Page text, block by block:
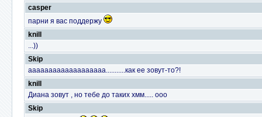
casper
парни я вас поддержу
knill
...))
Skip
ааааааааааааааааааа...........как ее зовут-то?!
knill
Диана зовут , но тебе до таких хмм..... ооо
Skip